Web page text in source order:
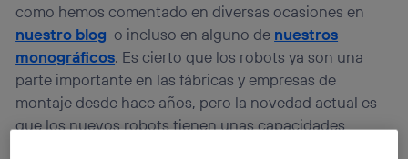
como hemos comentado en diversas ocasiones en
nuestro blog o incluso en alguno de nuestros
monográficos. Es cierto que los robots ya son una
parte importante en las fábricas y empresas de
montaje desde hace años, pero la novedad actual es
que los nuevos robots tienen unas capacidades